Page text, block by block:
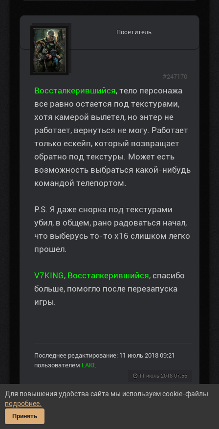
Посетитель
Воссталкерившийся, тело персонажа
все равно остается под текстурами,
хотя камерой вылетел, но энтер не
работает, вернуться не могу. Работает
только ескейп, который возвращает
обратно под текстуры. Может есть
возможность выбраться какой-нибудь
командой телепортом.
P.S. Я даже снорка под текстурами
убил, в общем, рано радоваться начал,
что выберусь то-то х16 слишком легко
прошел.
V7KING, Воссталкерившийся, спасибо
больше, помогло после перезапуска
игры.
Последнее редактирование: 11 июль 2018 09:21
пользователем LAKI
11 июль 2018 07:56
#247170
ПожалуйстаВойти или Регистрация, чтобы
присоединиться к беседе.
Для повышения удобства сайта мы используем cookie-файлы
подробнее.
Принять